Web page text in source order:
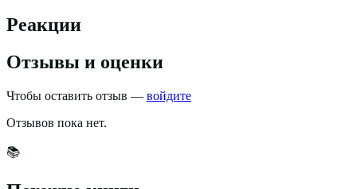
Реакции
Отзывы и оценки
Чтобы оставить отзыв — войдите
Отзывов пока нет.
📚